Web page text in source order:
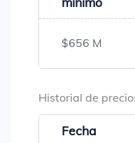
$656 M
Historial de
Fecha